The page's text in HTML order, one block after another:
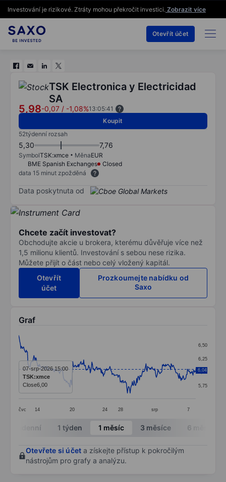
Investování je rizikové. Ztráty mohou překročit investici. Zobrazit více
Otevřít účet
TSK Electronica y Electricidad
SA
5,98-0,07 / -1,08%13:05:41
Koupit
52týdenní rozsah
5,30 7,76
SymbolTSK:xmce MěnaEUR
BME Spanish Exchanges
Closed
data 15 minut zpožděná
Data poskytnuta od
Chcete začít investovat?
Obchodujte akcie u brokera, kterému důvěřuje více než
1,5 milionu klientů. Investování s sebou nese rizika.
Můžete přijít o část nebo celý vložený kapitál.
Otevřít
účet
Prozkoumejte nabídku od
Saxo
Graf
Line chart with 325 data points.
The chart has 1 X axis displaying categories.
The chart has 1 Y axis displaying values. Data
čvc 14 20 24 28 srp 7
5,75
6,00
6,25
6,50
6,04
07-srp-2026 15:00
TSK:xmce
Close6,00
End of interactive chart.
Intradenní 1 týden 1 měsíc 3 měsíce 6 měsíců
Otevřete si účet a získejte přístup k pokročilým
nástrojům pro grafy a analýzu.